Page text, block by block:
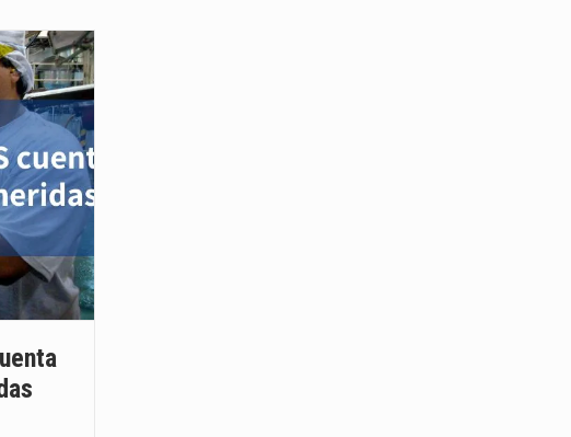
Unidos anunciará un arancel del 15 % sobre los productos fabricados…
de Estados Unidos (USDA) suspendió el 5 de agosto de 2026…
de los horarios de trabajo en turnos rotativos podría ser…
de exportación afiliada a Index en Nuevo León ha alcanzado hasta
de los parques industriales —absorción, ocupación y metros
de México con Estados Unidos alcanzó 102,581 millones de dólares